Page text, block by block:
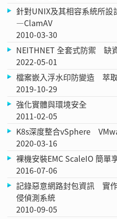
針對UNIX及其相容系統所
—ClamAV
2010-03-30
NEITHNET 全套式防禦 缺
2022-05-01
檔案嵌入浮水印防變造 萃
2019-10-29
強化實體與環境安全
2011-02-05
K8s深度整合vSphere
2020-03-16
裸機安裝EMC ScaleIO 簡單
2016-07-06
記錄惡意網路封包資訊 實
侵偵測系統
2010-09-05